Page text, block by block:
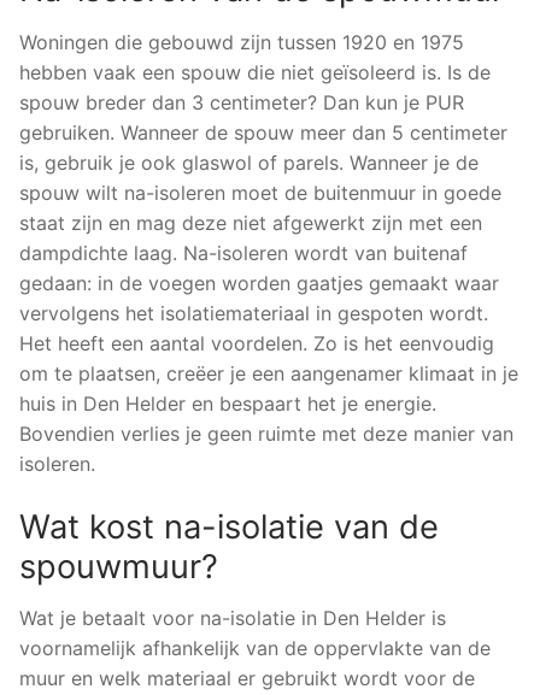
Woningen die gebouwd zijn tussen 1920 en 1975
hebben vaak een spouw die niet geïsoleerd is. Is de
spouw breder dan 3 centimeter? Dan kun je PUR
gebruiken. Wanneer de spouw meer dan 5 centimeter
is, gebruik je ook glaswol of parels. Wanneer je de
spouw wilt na-isoleren moet de buitenmuur in goede
staat zijn en mag deze niet afgewerkt zijn met een
dampdichte laag. Na-isoleren wordt van buitenaf
gedaan: in de voegen worden gaatjes gemaakt waar
vervolgens het isolatiemateriaal in gespoten wordt.
Het heeft een aantal voordelen. Zo is het eenvoudig
om te plaatsen, creëer je een aangenamer klimaat in je
huis in Den Helder en bespaart het je energie.
Bovendien verlies je geen ruimte met deze manier van
isoleren.
Wat kost na-isolatie van de
spouwmuur?
Wat je betaalt voor na-isolatie in Den Helder is
voornamelijk afhankelijk van de oppervlakte van de
muur en welk materiaal er gebruikt wordt voor de